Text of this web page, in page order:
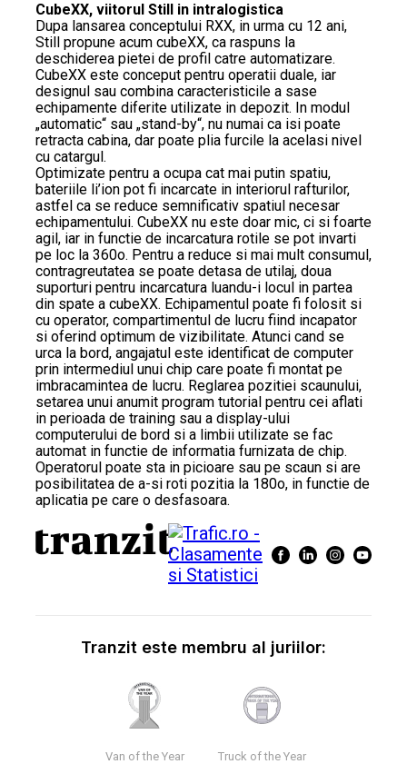
CubeXX, viitorul Still in intralogistica
Dupa lansarea conceptului RXX, in urma cu 12 ani,
Still propune acum cubeXX, ca raspuns la
deschiderea pietei de profil catre automatizare.
CubeXX este conceput pentru operatii duale, iar
designul sau combina caracteristicile a sase
echipamente diferite utilizate in depozit. In modul
„automatic“ sau „stand-by“, nu numai ca isi poate
retracta cabina, dar poate plia furcile la acelasi nivel
cu catargul.
Optimizate pentru a ocupa cat mai putin spatiu,
bateriile li’ion pot fi incarcate in interiorul rafturilor,
astfel ca se reduce semnificativ spatiul necesar
echipamentului. CubeXX nu este doar mic, ci si foarte
agil, iar in functie de incarcatura rotile se pot invarti
pe loc la 360o. Pentru a reduce si mai mult consumul,
contragreutatea se poate detasa de utilaj, doua
suporturi pentru incarcatura luandu-i locul in partea
din spate a cubeXX. Echipamentul poate fi folosit si
cu operator, compartimentul de lucru fiind incapator
si oferind optimum de vizibilitate. Atunci cand se
urca la bord, angajatul este identificat de computer
prin intermediul unui chip care poate fi montat pe
imbracamintea de lucru. Reglarea pozitiei scaunului,
setarea unui anumit program tutorial pentru cei aflati
in perioada de training sau a display-ului
computerului de bord si a limbii utilizate se fac
automat in functie de informatia furnizata de chip.
Operatorul poate sta in picioare sau pe scaun si are
posibilitatea de a-si roti pozitia la 180o, in functie de
aplicatia pe care o desfasoara.
Tranzit este membru al juriilor:
Van of the Year Truck of the Year